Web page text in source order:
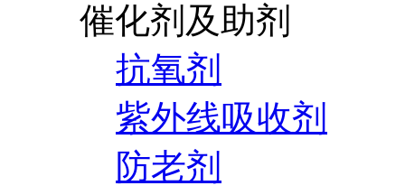
催化剂及助剂
抗氧剂
紫外线吸收剂
防老剂